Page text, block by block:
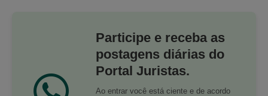
Participe e receba as
postagens diárias do
Portal Juristas.
Ao entrar você está ciente e de acordo